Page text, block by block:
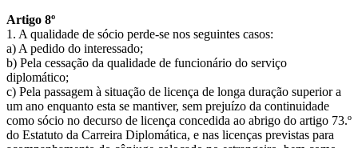
Artigo 8º
1. A qualidade de sócio perde-se nos seguintes casos:
a) A pedido do interessado;
b) Pela cessação da qualidade de funcionário do serviço
diplomático;
c) Pela passagem à situação de licença de longa duração superior a
um ano enquanto esta se mantiver, sem prejuízo da continuidade
como sócio no decurso de licença concedida ao abrigo do artigo 73.º
do Estatuto da Carreira Diplomática, e nas licenças previstas para